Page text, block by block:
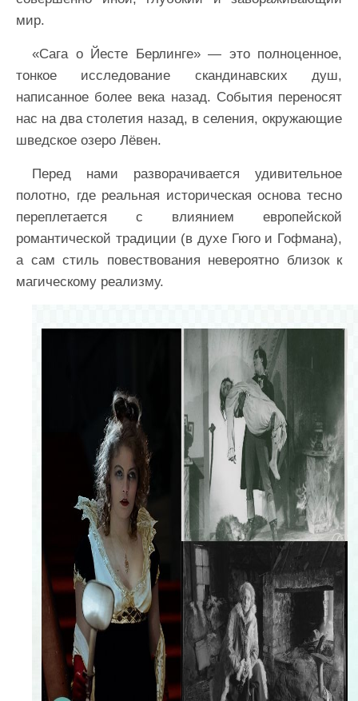
мир.
«Сага о Йесте Берлинге» — это полноценное,
тонкое исследование скандинавских душ,
написанное более века назад. События переносят
нас на два столетия назад, в селения, окружающие
шведское озеро Лёвен.
Перед нами разворачивается удивительное
полотно, где реальная историческая основа тесно
переплетается с влиянием европейской
романтической традиции (в духе Гюго и Гофмана),
а сам стиль повествования невероятно близок к
магическому реализму.